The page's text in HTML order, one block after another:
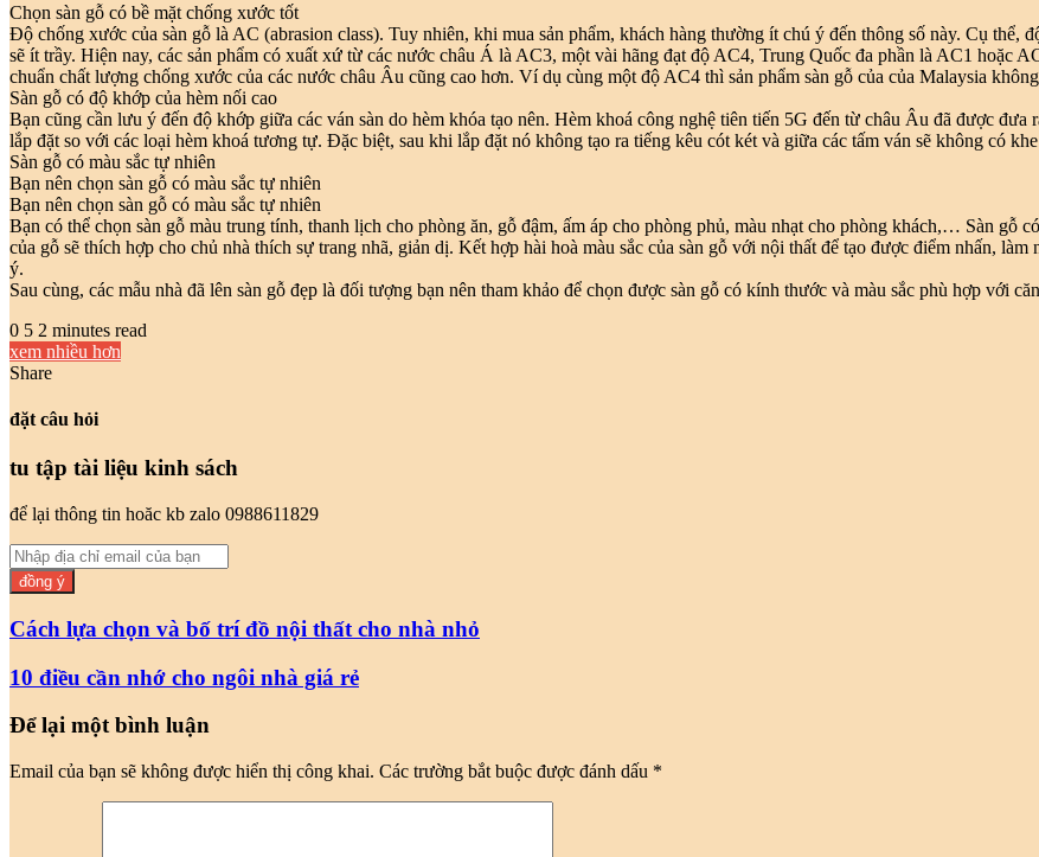
Chọn sàn gỗ có bề mặt chống xước tốt
Độ chống xước của sàn gỗ là AC (abrasion class). Tuy nhiên, khi mua sản phẩm, khách hàng thường ít chú ý đến thông số này. Cụ thể,
sẽ ít trầy. Hiện nay, các sản phẩm có xuất xứ từ các nước châu Á là AC3, một vài hãng đạt độ AC4, Trung Quốc đa phần là AC1 hoặc
chuẩn chất lượng chống xước của các nước châu Âu cũng cao hơn. Ví dụ cùng một độ AC4 thì sản phẩm sàn gỗ của của Malaysia
Sàn gỗ có độ khớp của hèm nối cao
Bạn cũng cần lưu ý đến độ khớp giữa các ván sàn do hèm khóa tạo nên. Hèm khoá công nghệ tiên tiến 5G đến từ châu Âu đã được
lắp đặt so với các loại hèm khoá tương tự. Đặc biệt, sau khi lắp đặt nó không tạo ra tiếng kêu cót két và giữa các tấm ván sẽ không có
Sàn gỗ có màu sắc tự nhiên
Bạn nên chọn sàn gỗ có màu sắc tự nhiên
Bạn nên chọn sàn gỗ có màu sắc tự nhiên
Bạn có thể chọn sàn gỗ màu trung tính, thanh lịch cho phòng ăn, gỗ đậm, ấm áp cho phòng phủ, màu nhạt cho phòng khách,… Sàn gỗ
của gỗ sẽ thích hợp cho chủ nhà thích sự trang nhã, giản dị. Kết hợp hài hoà màu sắc của sàn gỗ với nội thất để tạo được điểm nhấn,
ý.
Sau cùng, các mẫu nhà đã lên sàn gỗ đẹp là đối tượng bạn nên tham khảo để chọn được sàn gỗ có kính thước và màu sắc phù hợp với
0 5 2 minutes read
xem nhiều hơn
Share
sẻ
email
đặt câu hỏi
tu tập tài liệu kinh sách
để lại thông tin hoăc kb zalo 0988611829
Nhập
địa
chỉ
email
của
Cách lựa chọn và bố trí đồ nội thất cho nhà nhỏ
10 điều cần nhớ cho ngôi nhà giá rẻ
Để lại một bình luận
Email của bạn sẽ không được hiển thị công khai. Các trường bắt buộc được đánh dấu *